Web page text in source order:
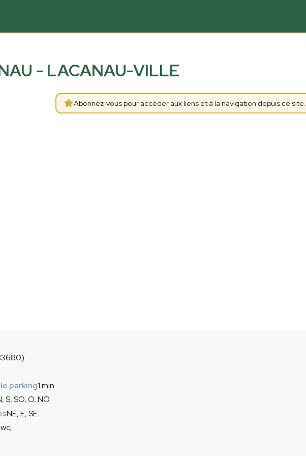
- LACANAU-VILLE
Abonnez-vous pour accéder aux liens et à la navigation depuis ce site.
parking1 min
S, SO, O, NO
NE, E, SE
wc;